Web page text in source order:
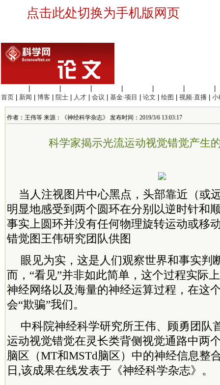
点击此处切换为手机版网页
首页
新闻 博客 院士 人才 会议 基金·项目 论文 绘图 视频·直播 小
作者：王伟等 来源：《神经科学杂志》 发布时间：2019/3/6 13:03:17
科学家揭示光流运动视觉错觉产生
当人注视图片中心黑点，头部靠近（或
明显地感受到两个圆环在分别以逆时针和
事实上圆环并没有任何物理旋转运动或移
错觉图王伟研究团队供图
眼见为实，这是人们观察世界和事实判
而，“看见”并非如此简单，这个过程实际
神经网络以及海量的神经运算过程，在这
会“欺骗”我们。
中科院神经科学研究所王伟、顾勇团队
运动视觉错觉在灵长类背侧视觉通路中两
脑区（MT和MSTd脑区）中的神经信息整
日,该成果在线发表于《神经科学杂志》。